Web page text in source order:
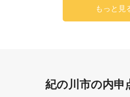
もっと見
紀の川市の内申